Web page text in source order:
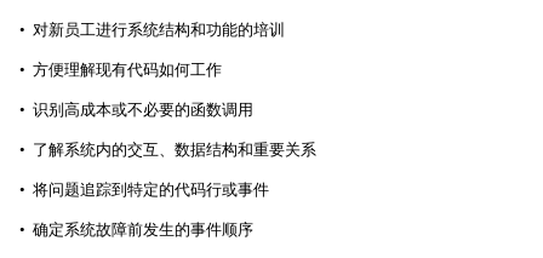
• 对新员工进行系统结构和功能的培训
• 方便理解现有代码如何工作
• 识别高成本或不必要的函数调用
• 了解系统内的交互、数据结构和重要关系
• 将问题追踪到特定的代码行或事件
• 确定系统故障前发生的事件顺序